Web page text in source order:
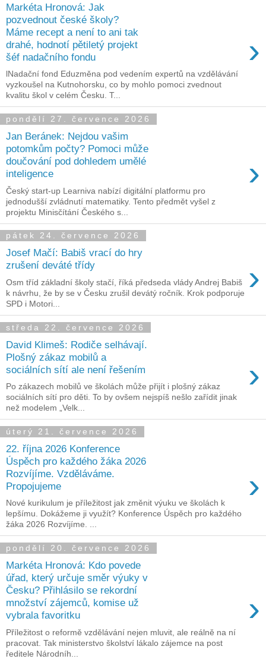
Markéta Hronová: Jak
pozvednout české školy?
Máme recept a není to ani tak
drahé, hodnotí pětiletý projekt
šéf nadačního fondu
›
lNadační fond Eduzměna pod vedením expertů na vzdělávání
vyzkoušel na Kutnohorsku, co by mohlo pomoci zvednout
kvalitu škol v celém Česku. T...
pondělí 27. července 2026
Jan Beránek: Nejdou vašim
potomkům počty? Pomoci může
doučování pod dohledem umělé
inteligence
›
Český start-up Learniva nabízí digitální platformu pro
jednodušší zvládnutí matematiky. Tento předmět vyšel z
projektu Minisčítání Českého s...
pátek 24. července 2026
Josef Mačí: Babiš vrací do hry
zrušení deváté třídy
›
Osm tříd základní školy stačí, říká předseda vlády Andrej Babiš
k návrhu, že by se v Česku zrušil devátý ročník. Krok podporuje
SPD i Motori...
středa 22. července 2026
David Klimeš: Rodiče selhávají.
Plošný zákaz mobilů a
sociálních sítí ale není řešením
›
Po zákazech mobilů ve školách může přijít i plošný zákaz
sociálních sítí pro děti. To by ovšem nejspíš nešlo zařídit jinak
než modelem „Velk...
úterý 21. července 2026
22. října 2026 Konference
Úspěch pro každého žáka 2026
Rozvíjíme. Vzděláváme.
Propojujeme
›
Nové kurikulum je příležitost jak změnit výuku ve školách k
lepšímu. Dokážeme ji využít? Konference Úspěch pro každého
žáka 2026 Rozvíjíme. ...
pondělí 20. července 2026
Markéta Hronová: Kdo povede
úřad, který určuje směr výuky v
Česku? Přihlásilo se rekordní
množství zájemců, komise už
vybrala favoritku
›
Příležitost o reformě vzdělávání nejen mluvit, ale reálně na ní
pracovat. Tak ministerstvo školství lákalo zájemce na post
ředitele Národníh...